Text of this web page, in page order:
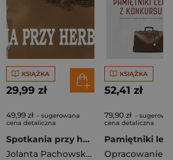
KSIĄŻKA
29,99 zł
49,99 zł - sugerowana
cena detaliczna
Spotkania przy herbacie
Jolanta Pachowska-Kurzewska
KSIĄŻKA
52,41 zł
79,90 zł -
cena detaliczna